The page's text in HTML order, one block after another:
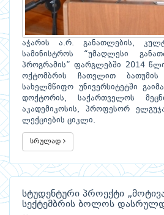
აჭარის ა.რ. განათლების,
სამინისტროს “უმაღლესი
პროგრამის” ფარგლებში 2014
ოქტომბრის ჩათვლით
სახელმწიფო უნივერსიტეტში
დოქტორის, საქართველოს
აკადემიკოსის, პროფესორ
ლექციების ციკლი.
სრულად
სტუდენტური პროექტი
სექტემბრის ბოლოს